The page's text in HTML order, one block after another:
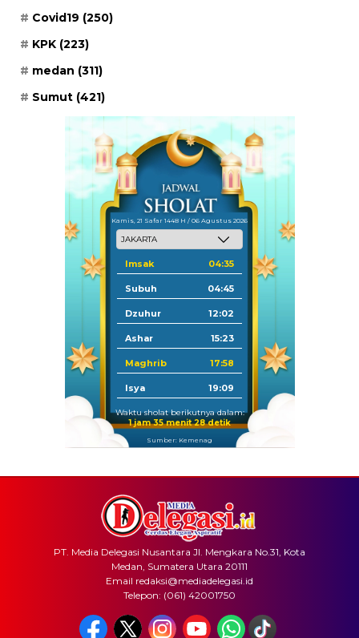
Covid19 (250)
KPK (223)
medan (311)
Sumut (421)
Kamis, 21 Safar 1448 H / 06 Agustus 2026
Imsak 04:35
Subuh 04:45
Dzuhur 12:02
Ashar 15:23
Maghrib 17:58
Isya 19:09
Waktu sholat berikutnya dalam:
1 jam 35 menit 28 detik
Sumber: Kemenag
PT. Media Delegasi Nusantara Jl. Mengkara No.31, Kota
Medan, Sumatera Utara 20111
Email redaksi@mediadelegasi.id
Telepon: (061) 42001750